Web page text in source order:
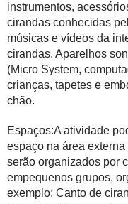
instrumentos,
cirandas conhecidas
músicas e vídeos da
cirandas. Aparelhos
(Micro System,
crianças, tapetes e
chão.
Espaços:A atividade
espaço na área
serão organizados por
empequenos grupos,
exemplo: Canto de